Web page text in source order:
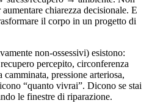
chiarezza decisionale. E
il corpo in un progetto di
non-ossessivi) esistono:
percepito, circonferenza
pressione arteriosa,
“quanto vivrai”. Dicono se stai
le finestre di riparazione.